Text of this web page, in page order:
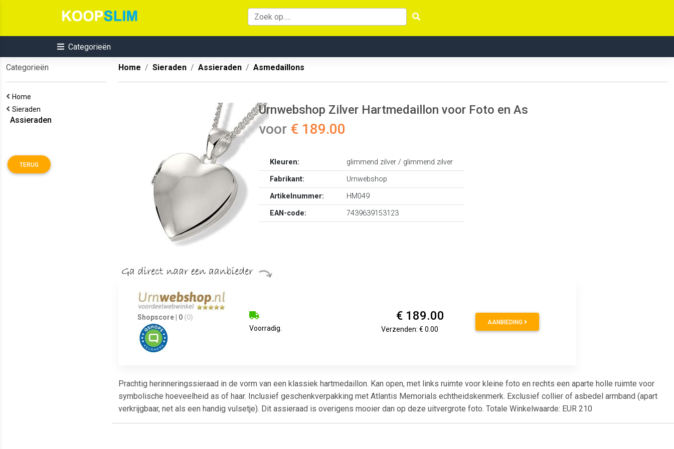
Categorieën
Categorieën
Home
Sieraden
Assieraden
TERUG
Home Sieraden Assieraden Asmedaillons
Urnwebshop Zilver Hartmedaillon voor Foto en As
voor € 189.00
Kleuren:
glimmend zilver / glimmend zilver
Fabrikant:
Urnwebshop
Artikelnummer:
HM049
EAN-code:
7439639153123
Shopscore | 0 (0)
Voorradig.
€ 189.00
Verzenden: € 0.00
AANBIEDING
Prachtig herinneringssieraad in de vorm van een klassiek hartmedaillon. Kan open, met links ruimte voor kleine foto en rechts een aparte holle ruimte voor
symbolische hoeveelheid as of haar. Inclusief geschenkverpakking met Atlantis Memorials echtheidskenmerk. Exclusief collier of asbedel armband (apart
verkrijgbaar, net als een handig vulsetje). Dit assieraad is overigens mooier dan op deze uitvergrote foto. Totale Winkelwaarde: EUR 210